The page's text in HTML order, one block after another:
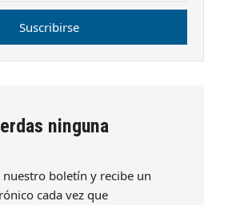
Suscribirse
ninguna
nuestro boletín y recibe un
cada vez que